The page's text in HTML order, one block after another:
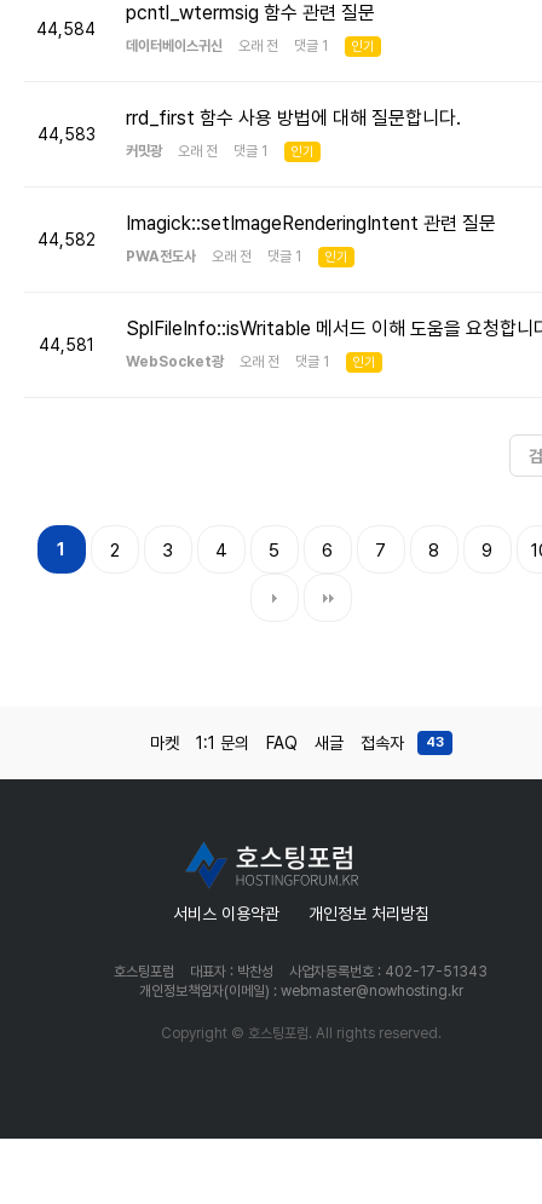
44,584
pcntl_wtermsig 함수 관련 질문
데이터베이스귀신 오래 전 댓글 1 인기
44,583
rrd_first 함수 사용 방법에 대해 질문합니다.
커밋광 오래 전 댓글 1 인기
44,582
Imagick::setImageRenderingIntent 관련 질문
PWA전도사 오래 전 댓글 1 인기
44,581
SplFileInfo::isWritable 메서드 이해 도움을 요청합니
WebSocket광 오래 전 댓글 1 인기
1 2 3 4 5 6 7 8 9
마켓 1:1 문의 FAQ 새글 접속자 43
서비스 이용약관 개인정보 처리방침
호스팅포럼 대표자 : 박찬성
사업자등록번호 : 402-17-51343
개인정보책임자(이메일) : webmaster@nowhosting.kr
Copyright © 호스팅포럼. All rights reserved.